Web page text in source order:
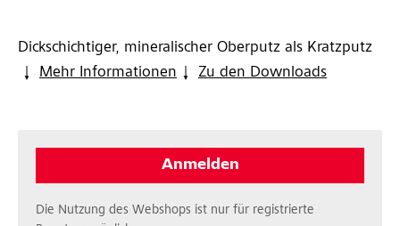
Dickschichtiger, mineralischer Oberputz als Kratzputz
Mehr Informationen
Zu den Downloads
Anmelden
Die Nutzung des Webshops ist nur für registrierte